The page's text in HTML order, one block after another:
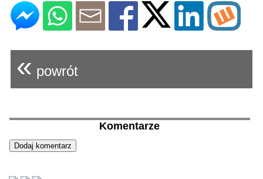
« powrót
Komentarze